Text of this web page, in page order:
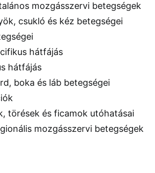
mozgásszervi betegségek
csukló és kéz betegségei
hátfájás
hátfájás
boka és láb betegségei
törések és ficamok utóhatásai
mozgásszervi betegségek